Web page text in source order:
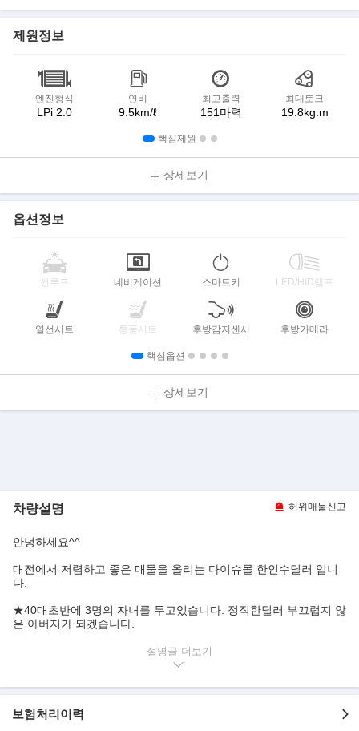
제원정보
엔진형식
LPi 2.0
연비
9.5km/ℓ
최고출력
151마력
최대토크
19.8kg.m
핵심제원
상세보기
옵션정보
썬루프 네비게이션 스마트키 LED/HID램프
열선시트 통풍시트 후방감지센서 후방카메라
핵심옵션
상세보기
차량설명 허위매물신고
안녕하세요^^
대전에서 저렴하고 좋은 매물을 올리는 다이슈몰 한인수딜러 입니
다.
★40대초반에 3명의 자녀를 두고있습니다. 정직한딜러 부끄럽지 않
은 아버지가 되겠습니다.
그리고 15년동안 맞벌이하는 저희부부를 도와주시고 그리고 서연
태건소은이를 키워주신 장인장모님 감사드리며
설명글
보험처리이력